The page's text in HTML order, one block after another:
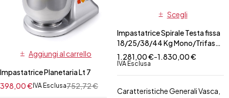
Aggiungi al carrello
Impastatrice Planetaria Lt 7
752,72€
398,00€ IVA Esclusa
Scegli
Impastatrice Spirale Testa fissa
18/25/38/44 Kg Mono/Trifase
Serie Special
1.281,00€-1.830,00€
IVA Esclusa
Caratteristiche Generali Vasca,